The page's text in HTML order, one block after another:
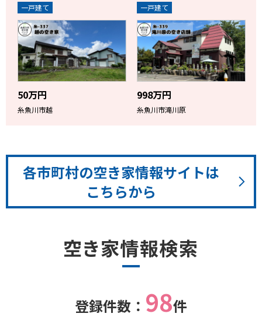
一戸建て
50万円
糸魚川市越
一戸建て
998万円
糸魚川市滝川原
各市町村の空き家情報サイトは
こちらから
空き家情報検索
登録件数： 98件